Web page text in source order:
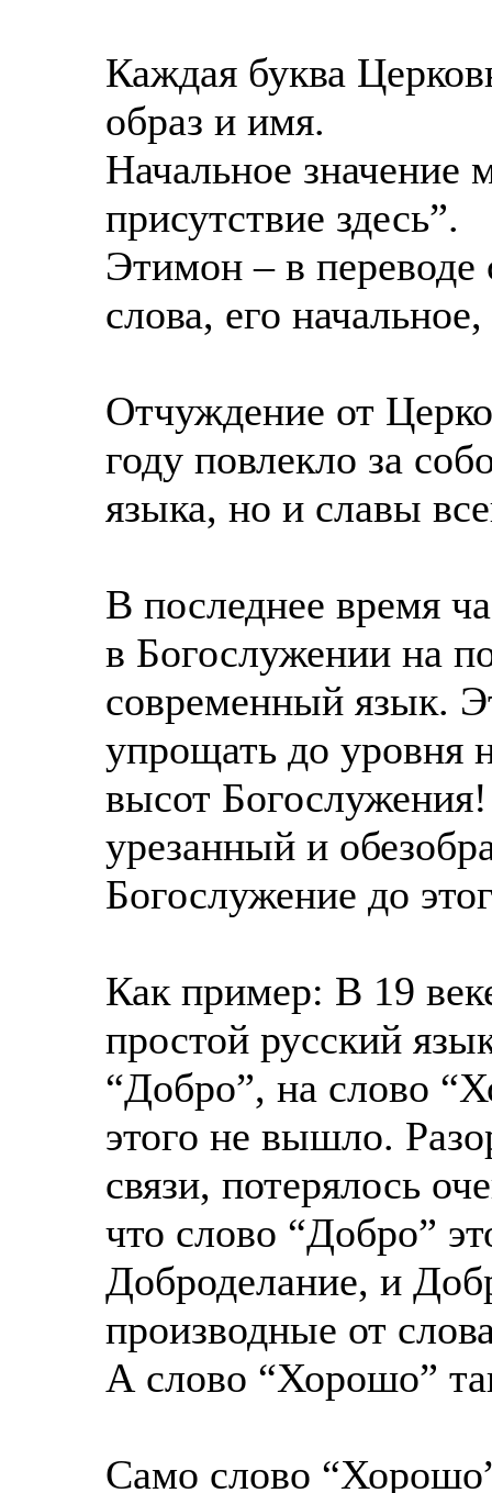
Каждая буква
образ и имя.
Начальное
присутствие здесь”.
Этимон – в переводе
слова, его
Отчуждение от
году повлекло за
языка, но и славы
В последнее время
в Богослужении на
современный язык.
упрощать до уровня
высот
урезанный и
Богослужение до
Как пример: В 19
простой русский
“Добро”, на слово
этого не вышло.
связи, потерялось
что слово “Добро”
Доброделание, и
производные от
А слово “Хорошо”
Само слово